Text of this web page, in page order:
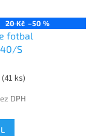
20 Kč –50 %
fotbal
S
(41 ks)
DPH